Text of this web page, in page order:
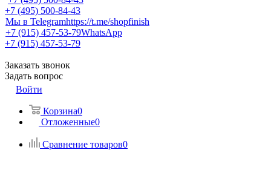
+7 (495) 500-84-43
Мы в Telegramhttps://t.me/shopfinish
+7 (915) 457-53-79WhatsApp
+7 (915) 457-53-79
Заказать звонок
Задать вопрос
Войти
Корзина0
Отложенные0
Сравнение товаров0